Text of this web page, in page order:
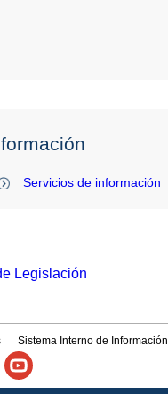
Servicios de información
Legislación
Sistema Interno de Información